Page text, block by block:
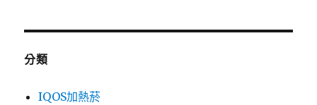
分類
IQOS加熱菸